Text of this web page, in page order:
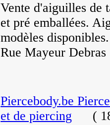
Vente d'aiguilles de
et pré emballées.
modèles
Rue Mayeur
Piercebody.be
et de piercing (